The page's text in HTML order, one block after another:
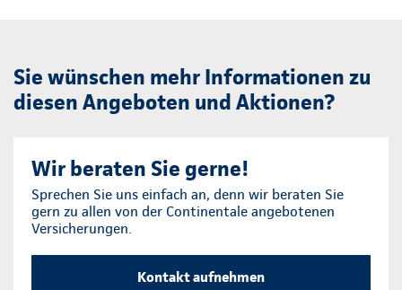
Sie wünschen mehr Informationen zu
diesen Angeboten und Aktionen?
Wir beraten Sie gerne!
Sprechen Sie uns einfach an, denn wir beraten Sie
gern zu allen von der Continentale angebotenen
Versicherungen.
Kontakt aufnehmen